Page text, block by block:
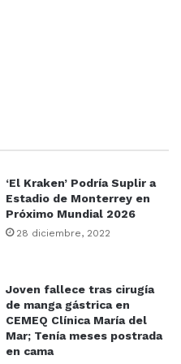
‘El Kraken’ Podría Suplir a
Estadio de Monterrey en
Próximo Mundial 2026
28 diciembre, 2022
Joven fallece tras cirugía
de manga gástrica en
CEMEQ Clínica María del
Mar; Tenía meses postrada
en cama